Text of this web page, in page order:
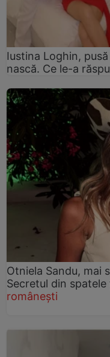
Iustina Loghin,
nască. Ce le-a
Otniela Sandu, mai
Secretul din
românești